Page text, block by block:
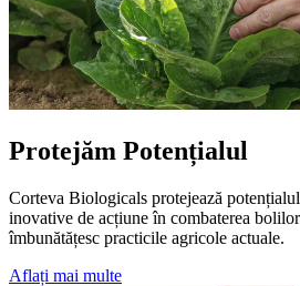
Protejăm Potențialul
Corteva Biologicals protejează
inovative de acțiune în combaterea
îmbunătățesc practicile agricole actuale.
Aflați mai multe